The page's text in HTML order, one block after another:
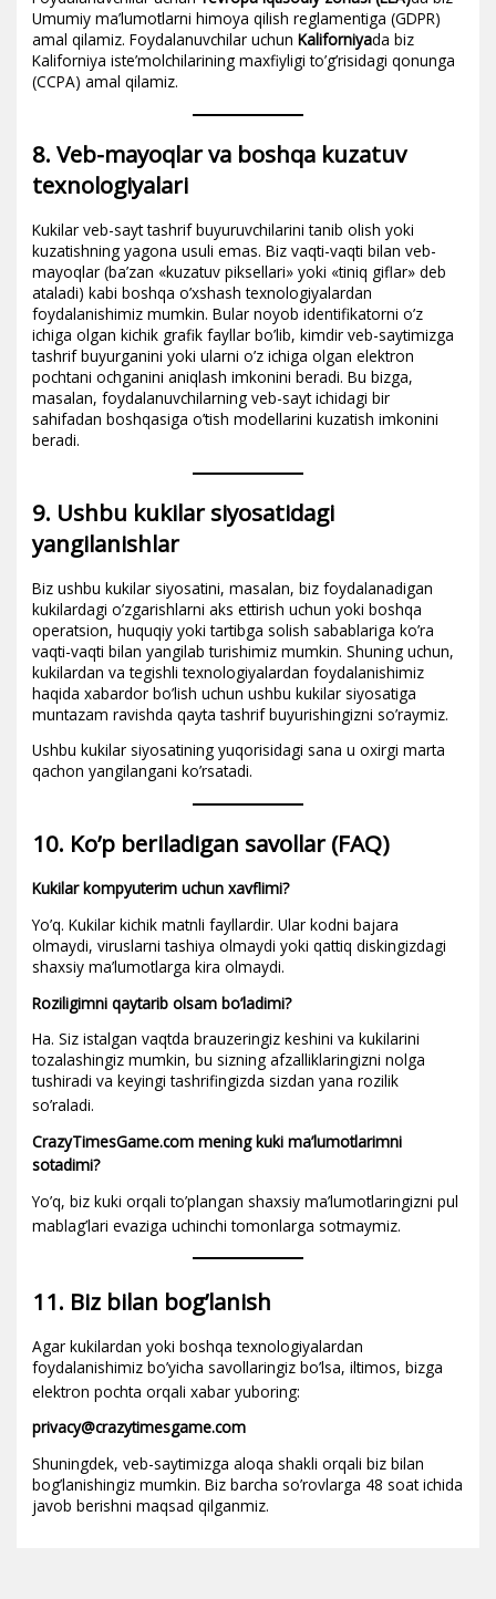
Umumiy ma’lumotlarni himoya qilish reglamentiga (GDPR)
amal qilamiz. Foydalanuvchilar uchunKaliforniyada biz
Kaliforniya iste’molchilarining maxfiyligi to’g’risidagi qonunga
(CCPA) amal qilamiz.
8. Veb-mayoqlar va boshqa kuzatuv
texnologiyalari
Kukilar veb-sayt tashrif buyuruvchilarini tanib olish yoki
kuzatishning yagona usuli emas. Biz vaqti-vaqti bilan veb-
mayoqlar (ba’zan «kuzatuv piksellari» yoki «tiniq giflar» deb
ataladi) kabi boshqa o’xshash texnologiyalardan
foydalanishimiz mumkin. Bular noyob identifikatorni o’z
ichiga olgan kichik grafik fayllar bo’lib, kimdir veb-saytimizga
tashrif buyurganini yoki ularni o’z ichiga olgan elektron
pochtani ochganini aniqlash imkonini beradi. Bu bizga,
masalan, foydalanuvchilarning veb-sayt ichidagi bir
sahifadan boshqasiga o’tish modellarini kuzatish imkonini
beradi.
9. Ushbu kukilar siyosatidagi
yangilanishlar
Biz ushbu kukilar siyosatini, masalan, biz foydalanadigan
kukilardagi o’zgarishlarni aks ettirish uchun yoki boshqa
operatsion, huquqiy yoki tartibga solish sabablariga ko’ra
vaqti-vaqti bilan yangilab turishimiz mumkin. Shuning uchun,
kukilardan va tegishli texnologiyalardan foydalanishimiz
haqida xabardor bo’lish uchun ushbu kukilar siyosatiga
muntazam ravishda qayta tashrif buyurishingizni so’raymiz.
Ushbu kukilar siyosatining yuqorisidagi sana u oxirgi marta
qachon yangilangani ko’rsatadi.
10. Ko’p beriladigan savollar (FAQ)
Kukilar kompyuterim uchun xavflimi?
Yo’q. Kukilar kichik matnli fayllardir. Ular kodni bajara
olmaydi, viruslarni tashiya olmaydi yoki qattiq diskingizdagi
shaxsiy ma’lumotlarga kira olmaydi.
Roziligimni qaytarib olsam bo’ladimi?
Ha. Siz istalgan vaqtda brauzeringiz keshini va kukilarini
tozalashingiz mumkin, bu sizning afzalliklaringizni nolga
tushiradi va keyingi tashrifingizda sizdan yana rozilik
so’raladi.
CrazyTimesGame.com mening kuki ma’lumotlarimni
sotadimi?
Yo’q, biz kuki orqali to’plangan shaxsiy ma’lumotlaringizni pul
mablag’lari evaziga uchinchi tomonlarga sotmaymiz.
11. Biz bilan bog’lanish
Agar kukilardan yoki boshqa texnologiyalardan
foydalanishimiz bo’yicha savollaringiz bo’lsa, iltimos, bizga
elektron pochta orqali xabar yuboring:
privacy@crazytimesgame.com
Shuningdek, veb-saytimizga aloqa shakli orqali biz bilan
bog’lanishingiz mumkin. Biz barcha so’rovlarga 48 soat ichida
javob berishni maqsad qilganmiz.